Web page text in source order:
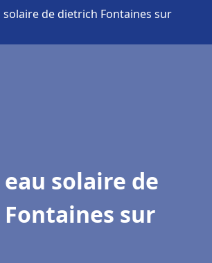
solaire de dietrich Fontaines sur
solaire de
sur